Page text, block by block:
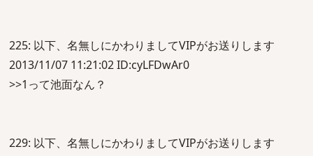
225: 以下、名無しにかわりましてVIPがお送りします
2013/11/07 11:21:02 ID:cyLFDwAr0
>>1って池面なん？
229: 以下、名無しにかわりましてVIPがお送りします